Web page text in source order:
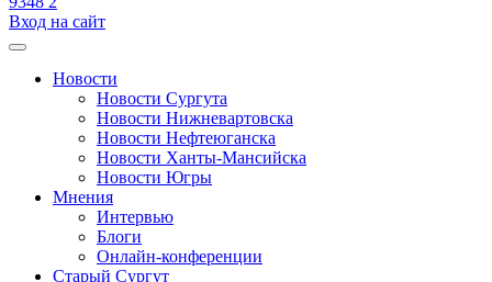
Вход на сайт
Новости
Новости Сургута
Новости Нижневартовска
Новости Нефтеюганска
Новости Ханты-Мансийска
Новости Югры
Мнения
Интервью
Блоги
Онлайн-конференции
Старый Сургут